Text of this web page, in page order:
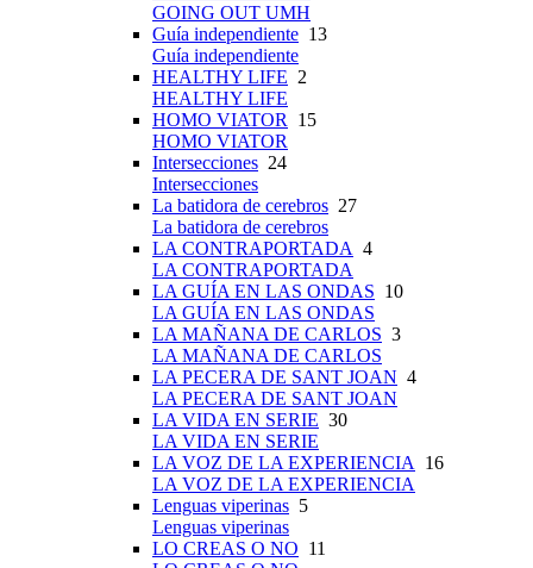
GOING OUT UMH
Guía independiente 13
Guía independiente
HEALTHY LIFE 2
HEALTHY LIFE
HOMO VIATOR
15
HOMO VIATOR
Intersecciones 24
Intersecciones
La batidora de cerebros 27
La batidora de cerebros
LA CONTRAPORTADA 4
LA CONTRAPORTADA
LA GUÍA EN LAS ONDAS 10
LA GUÍA EN LAS ONDAS
LA MAÑANA DE CARLOS 3
LA MAÑANA DE CARLOS
LA PECERA DE SANT JOAN 4
LA PECERA DE SANT JOAN
LA VIDA EN SERIE 30
LA VIDA EN SERIE
LA VOZ DE LA EXPERIENCIA
16
LA VOZ DE LA EXPERIENCIA
Lenguas viperinas 5
Lenguas viperinas
LO CREAS O NO 11